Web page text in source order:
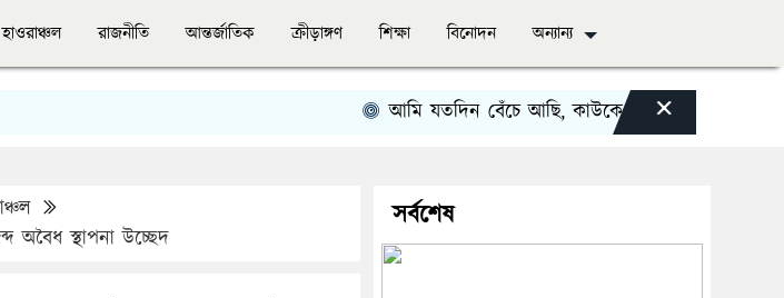
হাওরাঞ্চল রাজনীতি আন্তর্জাতিক ক্রীড়াঙ্গণ শিক্ষা বিনোদন অন্যান্য
আমি যতদিন বেঁচে আছি, কাউকে দুর্নীতি করতে দেব না
×
অবৈধ স্থাপনা উচ্ছেদ
সর্বশেষ